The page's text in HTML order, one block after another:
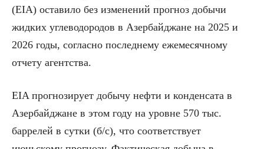
(EIA) оставило без изменений прогноз добычи
жидких углеводородов в Азербайджане на 2025 и
2026 годы, согласно последнему ежемесячному
отчету агентства.
EIA прогнозирует добычу нефти и конденсата в
Азербайджане в этом году на уровне 570 тыс.
баррелей в сутки (б/с), что соответствует